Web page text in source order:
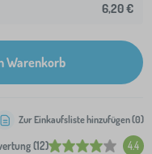
6,20 €
Warenkorb
(12) 4.4
Zur Einkaufsliste hinzufügen (0)